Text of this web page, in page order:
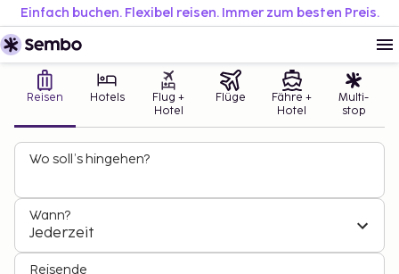
Einfach buchen. Flexibel reisen. Immer zum besten Preis.
Reisen Hotels
Flug +
Hotel
Flüge
Fähre +
Hotel
Multi-
stop
Wo soll’s hingehen?
Wann?
Jederzeit
Reisende